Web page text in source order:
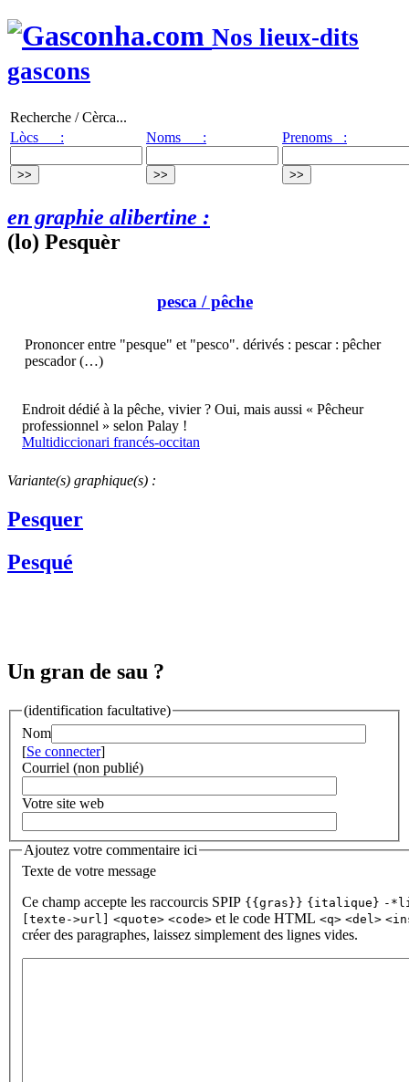
Nos lieux-dits
gascons
Recherche / Cèrca...
Lòcs :
Noms : Prenoms :
en graphie alibertine :
(lo) Pesquèr
pesca/ pêche
Prononcer entre "pesque" et "pesco". dérivés : pescar : pêcher
pescador (…)
Endroit dédié à la pêche, vivier ? Oui, mais aussi « Pêcheur
professionnel » selon Palay !
Multidiccionari francés-occitan
Variante(s) graphique(s) :
Pesquer
Pesqué
Un gran de sau ?
(identification facultative)
Nom
[Se connecter]
Courriel (non publié)
Votre site web
Ajoutez votre commentaire ici
Texte de votre message
Ce champ accepte les raccourcis SPIP {{gras}} {italique} -
[texte->url]
<quote> <code> et le code HTML <q> <del>
créer des paragraphes, laissez simplement des lignes vides.